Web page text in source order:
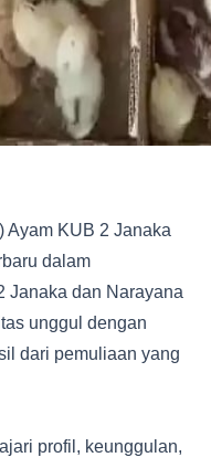
Ayam KUB 2 Janaka
dalam
Janaka dan Narayana
unggul dengan
dari pemuliaan yang
profil, keunggulan,